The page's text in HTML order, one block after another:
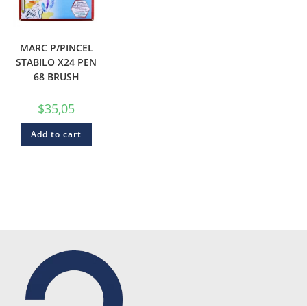
MARC P/PINCEL
STABILO X24 PEN
68 BRUSH
$35,05
Add to cart